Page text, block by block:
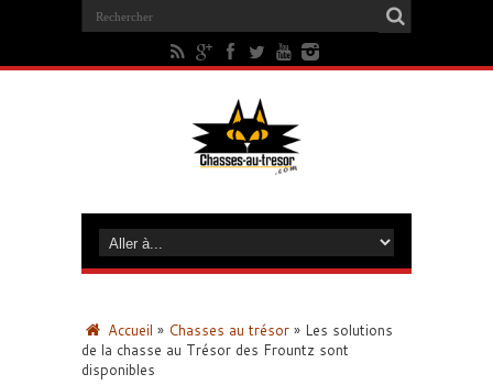
Accueil » Chasses au trésor » Les solutions
de la chasse au Trésor des Frountz sont
disponibles